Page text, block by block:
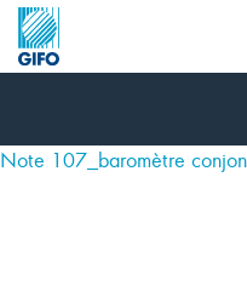
Note 107_baromètre